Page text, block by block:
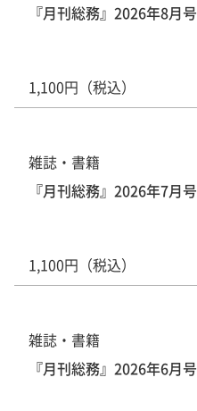
『月刊総務』2026年8月号
1,100円（税込）
雑誌・書籍
『月刊総務』2026年7月号
1,100円（税込）
雑誌・書籍
『月刊総務』2026年6月号